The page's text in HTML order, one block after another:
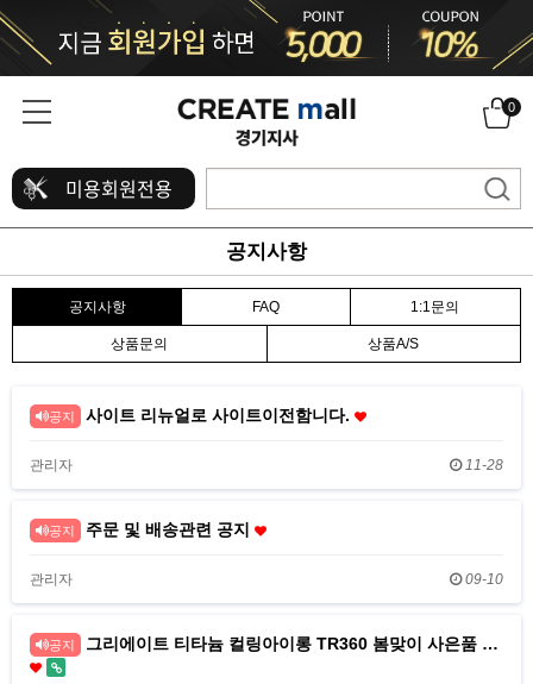
0
미용회원전용
공지사항
공지사항 FAQ 1:1문의
상품문의 상품A/S
공지 사이트 리뉴얼로 사이트이전함니다.
관리자 11-28
공지 주문 및 배송관련 공지
관리자 09-10
공지 그리에이트 티타늄 컬링아이롱 TR360 봄맞이 사은품 …